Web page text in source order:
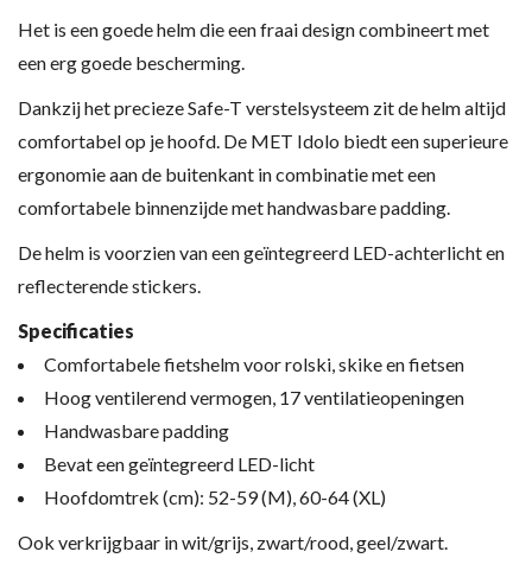
Het is een goede helm die een fraai design combineert met
een erg goede bescherming.
Dankzij het precieze Safe-T verstelsysteem zit de helm altijd
comfortabel op je hoofd. De MET Idolo biedt een superieure
ergonomie aan de buitenkant in combinatie met een
comfortabele binnenzijde met handwasbare padding.
De helm is voorzien van een geïntegreerd LED-achterlicht en
reflecterende stickers.
Specificaties
Comfortabele fietshelm voor rolski, skike en fietsen
Hoog ventilerend vermogen, 17 ventilatieopeningen
Handwasbare padding
Bevat een geïntegreerd LED-licht
Hoofdomtrek (cm): 52-59 (M), 60-64 (XL)
Ook verkrijgbaar in wit/grijs, zwart/rood, geel/zwart.